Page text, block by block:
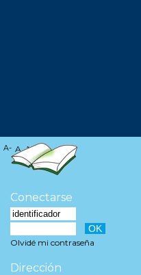
A- A A+
Conectarse
Olvidé mi contraseña
Dirección